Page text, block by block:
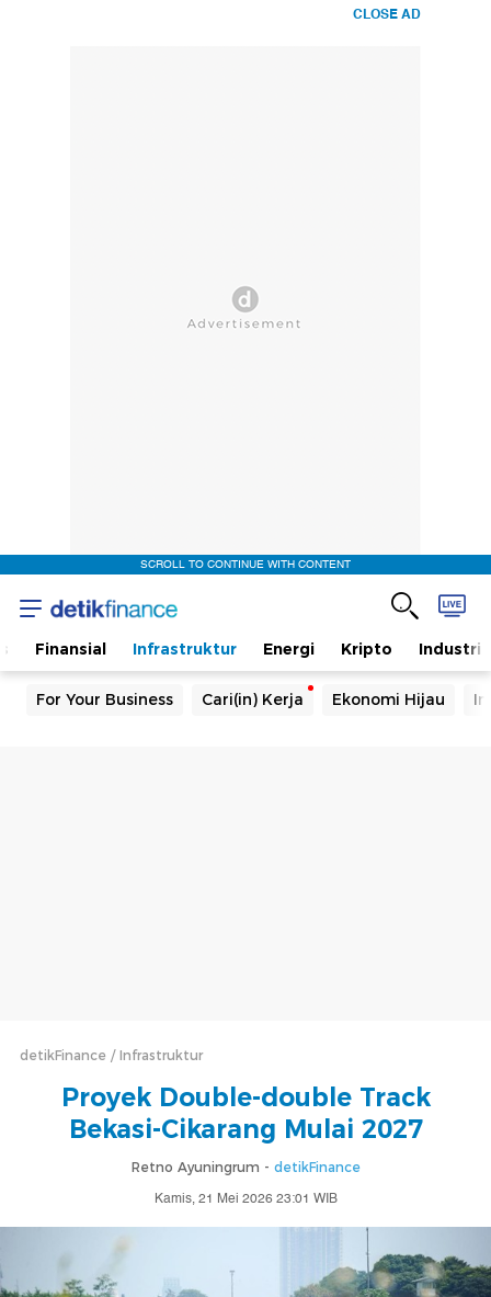
CLOSE AD
SCROLL TO CONTINUE WITH CONTENT
Finansial Infrastruktur Energi Kripto Industri
For Your Business Cari(in) Kerja Ekonomi Hijau
detikFinance Infrastruktur
Proyek Double-double Track
Bekasi-Cikarang Mulai 2027
Retno Ayuningrum - detikFinance
Kamis, 21 Mei 2026 23:01 WIB